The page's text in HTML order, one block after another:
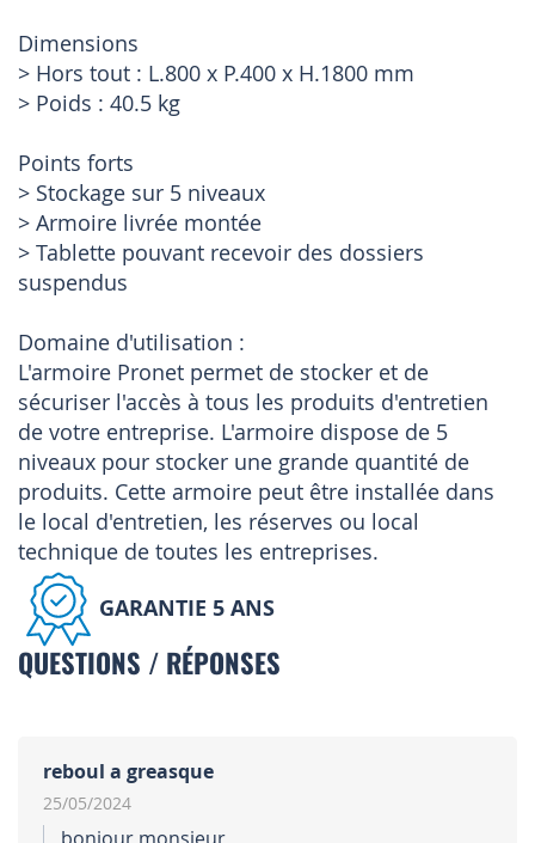
Dimensions
> Hors tout : L.800 x P.400 x H.1800 mm
> Poids : 40.5 kg
Points forts
> Stockage sur 5 niveaux
> Armoire livrée montée
> Tablette pouvant recevoir des dossiers
suspendus
Domaine d'utilisation :
L'armoire Pronet permet de stocker et de
sécuriser l'accès à tous les produits d'entretien
de votre entreprise. L'armoire dispose de 5
niveaux pour stocker une grande quantité de
produits. Cette armoire peut être installée dans
le local d'entretien, les réserves ou local
technique de toutes les entreprises.
GARANTIE 5 ANS
QUESTIONS / RÉPONSES
reboul a greasque
25/05/2024